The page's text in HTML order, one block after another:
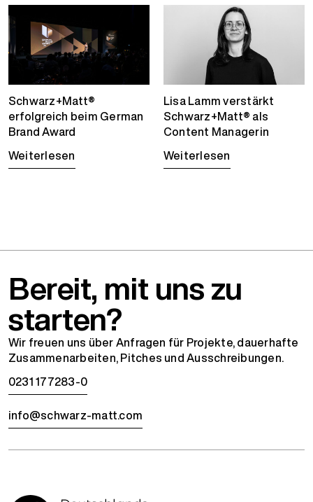
Schwarz+Matt®
erfolgreich beim German
Brand Award
Weiterlesen
Lisa Lamm verstärkt
Schwarz+Matt® als
Content Managerin
Weiterlesen
Bereit, mit uns zu
starten?
Wir freuen uns über Anfragen für Projekte, dauerhafte
Zusammenarbeiten, Pitches und Ausschreibungen.
0231 177283-0
info@schwarz-matt.com